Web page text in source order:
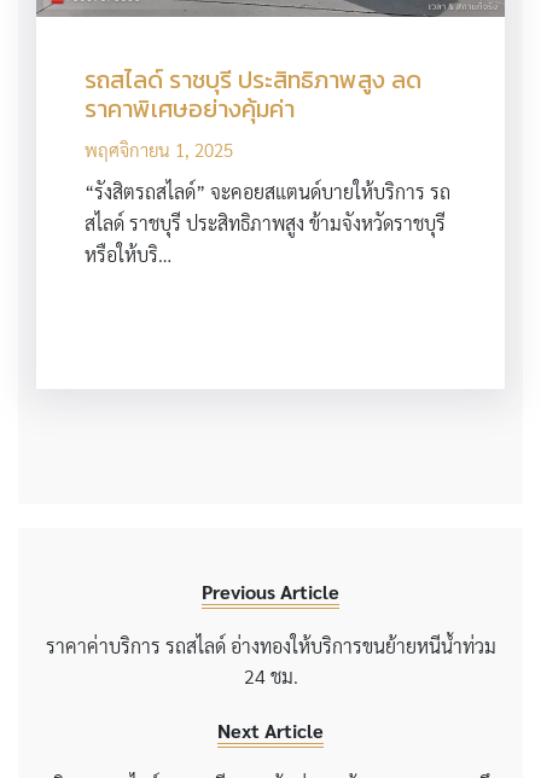
รถสไลด์ ราชบุรี ประสิทธิภาพสูง ลด
ราคาพิเศษอย่างคุ้มค่า
พฤศจิกายน 1, 2025
“รังสิตรถสไลด์” จะคอยสแตนด์บายให้บริการ รถ
สไลด์ ราชบุรี ประสิทธิภาพสูง ข้ามจังหวัดราชบุรี
หรือให้บริ…
Previous Article
ราคาค่าบริการ รถสไลด์ อ่างทองให้บริการขนย้ายหนีน้ำท่วม
24 ชม.
Next Article